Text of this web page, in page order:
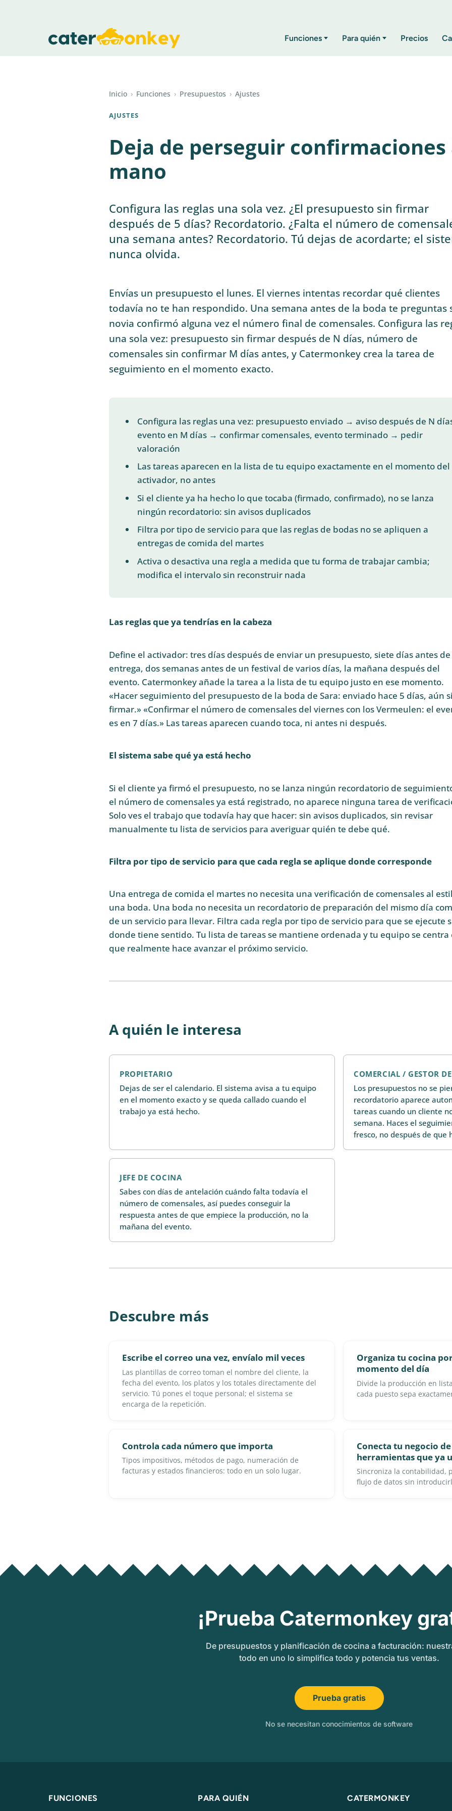
Funciones Para quién Precios
Inicio › Funciones › Presupuestos › Ajustes
AJUSTES
Deja de perseguir confirmaciones
mano
Configura las reglas una sola vez. ¿El presupuesto sin firmar
después de 5 días? Recordatorio. ¿Falta el número de
una semana antes? Recordatorio. Tú dejas de acordarte; el
nunca olvida.
Envías un presupuesto el lunes. El viernes intentas recordar qué clientes
todavía no te han respondido. Una semana antes de la boda te preguntas
novia confirmó alguna vez el número final de comensales. Configura las
una sola vez: presupuesto sin firmar después de N días, número de
comensales sin confirmar M días antes, y Catermonkey crea la tarea de
seguimiento en el momento exacto.
Configura las reglas una vez: presupuesto enviado → aviso después de N
evento en M días → confirmar comensales, evento terminado → pedir
valoración
Las tareas aparecen en la lista de tu equipo exactamente en el momento del
activador, no antes
Si el cliente ya ha hecho lo que tocaba (firmado, confirmado), no se lanza
ningún recordatorio: sin avisos duplicados
Filtra por tipo de servicio para que las reglas de bodas no se apliquen a
entregas de comida del martes
Activa o desactiva una regla a medida que tu forma de trabajar cambia;
modifica el intervalo sin reconstruir nada
Las reglas que ya tendrías en la cabeza
Define el activador: tres días después de enviar un presupuesto, siete días antes
entrega, dos semanas antes de un festival de varios días, la mañana después del
evento. Catermonkey añade la tarea a la lista de tu equipo justo en ese momento.
«Hacer seguimiento del presupuesto de la boda de Sara: enviado hace 5 días, aún
firmar.» «Confirmar el número de comensales del viernes con los Vermeulen: el
es en 7 días.» Las tareas aparecen cuando toca, ni antes ni después.
El sistema sabe qué ya está hecho
Si el cliente ya firmó el presupuesto, no se lanza ningún recordatorio de
el número de comensales ya está registrado, no aparece ninguna tarea de
Solo ves el trabajo que todavía hay que hacer: sin avisos duplicados, sin revisar
manualmente tu lista de servicios para averiguar quién te debe qué.
Filtra por tipo de servicio para que cada regla se aplique donde corresponde
Una entrega de comida el martes no necesita una verificación de comensales al
una boda. Una boda no necesita un recordatorio de preparación del mismo día
de un servicio para llevar. Filtra cada regla por tipo de servicio para que se ejecute
donde tiene sentido. Tu lista de tareas se mantiene ordenada y tu equipo se centra
que realmente hace avanzar el próximo servicio.
A quién le interesa
PROPIETARIO
Dejas de ser el calendario. El sistema avisa a tu equipo
en el momento exacto y se queda callado cuando el
trabajo ya está hecho.
COMERCIAL / GESTOR
Los presupuestos no se
recordatorio aparece
tareas cuando un cliente
semana. Haces el
fresco, no después de
JEFE DE COCINA
Sabes con días de antelación cuándo falta todavía el
número de comensales, así puedes conseguir la
respuesta antes de que empiece la producción, no la
mañana del evento.
Descubre más
Escribe el correo una vez, envíalo mil veces
Las plantillas de correo toman el nombre del cliente, la
fecha del evento, los platos y los totales directamente del
servicio. Tú pones el toque personal; el sistema se
encarga de la repetición.
Organiza tu cocina
momento del día
Divide la producción en
cada puesto sepa
Controla cada número que importa
Tipos impositivos, métodos de pago, numeración de
facturas y estados financieros: todo en un solo lugar.
Conecta tu negocio
herramientas que ya
Sincroniza la contabilidad,
flujo de datos sin
¡Prueba Catermonkey
De presupuestos y planificación de cocina a facturación:
todo en uno lo simplifica todo y potencia tus ventas.
Prueba gratis
No se necesitan conocimientos de software
FUNCIONES PARA QUIÉN CATERMONKEY